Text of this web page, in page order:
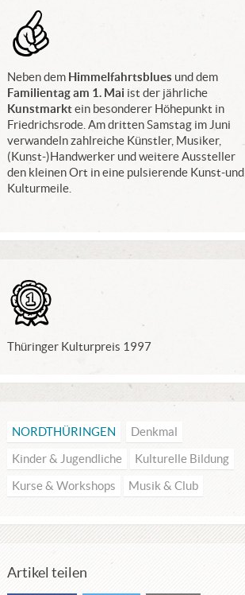
Neben dem Himmelfahrtsblues und dem
Familientag am 1. Mai ist der jährliche
Kunstmarktein besonderer Höhepunkt in
Friedrichsrode. Am dritten Samstag im Juni
verwandeln zahlreiche Künstler, Musiker,
(Kunst-)Handwerker und weitere Aussteller
den kleinen Ort in eine pulsierende Kunst-und
Kulturmeile.
Preise
Thüringer Kulturpreis 1997
NORDTHÜRINGEN
Denkmal
Kinder & Jugendliche
Kulturelle Bildung
Kurse & Workshops
Musik & Club
Artikel teilen